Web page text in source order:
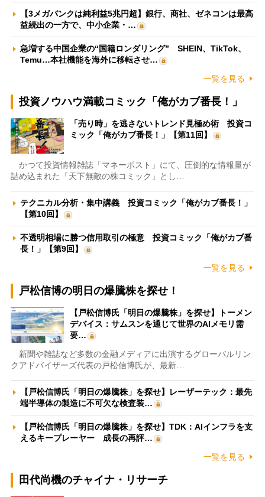
【3メガバンクは純利益5兆円超】銀行、商社、ゼネコンは最高
益続出の一方で、中小企業・…
急増する中国企業の“国籍ロンダリング” SHEIN、TikTok、
Temu…本社機能を海外に移転させ…
一覧を見る
投資ノウハウ満載コミック「俺がカブ番長！」
「売り時」を逃さないトレンド見極め術 投資コ
ミック「俺がカブ番長！」【第11回】
かつて投資情報雑誌「マネーポスト」にて、圧倒的な情報量が
詰め込まれた「天下無敵の株コミック」とし…
テクニカル分析・集中講義 投資コミック「俺がカブ番長！」
【第10回】
不透明相場に勝つ信用取引の極意 投資コミック「俺がカブ番
長！」【第9回】
一覧を見る
戸松信博の明日の爆騰株を探せ！
【戸松信博氏「明日の爆騰株」を探せ】トーメン
デバイス：サムスンを通じて世界のAIメモリ需
要…
新聞や雑誌など多数の金融メディアに出演するグローバルリン
クアドバイザーズ代表の戸松信博氏が、最新…
【戸松信博氏「明日の爆騰株」を探せ】レーザーテック：最先
端半導体の製造に不可欠な検査装…
【戸松信博氏「明日の爆騰株」を探せ】TDK：AIインフラを支
えるキープレーヤー 成長の再評…
一覧を見る
田代尚機のチャイナ・リサーチ